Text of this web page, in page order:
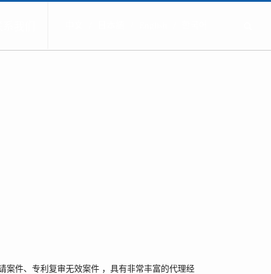
案件、专利复审无效案件 ，具有非常丰富的代理经